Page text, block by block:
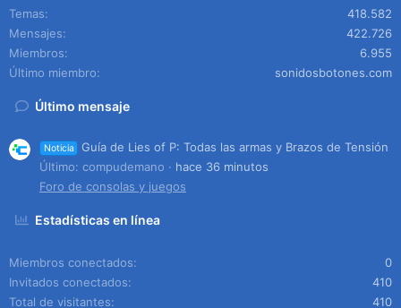
Temas
418.582
Mensajes
422.726
Miembros
6.955
Último miembro
sonidosbotones.com
Último mensaje
Noticia
Guía de Lies of P: Todas las armas y Brazos de Tensión
Último: compudemano
hace 36 minutos
Foro de consolas y juegos
Estadísticas en línea
Miembros conectados
0
Invitados conectados
410
Total de visitantes
410